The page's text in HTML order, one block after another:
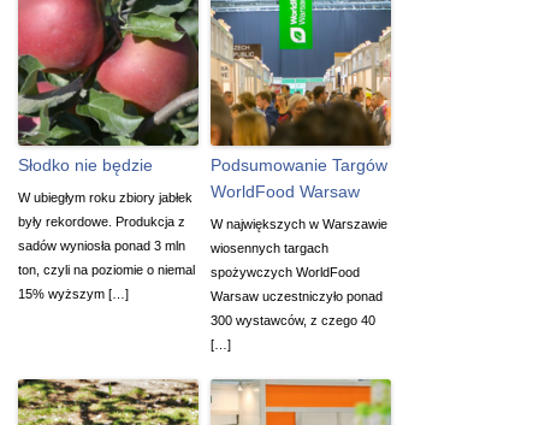
Słodko nie będzie
W ubiegłym roku zbiory jabłek
były rekordowe. Produkcja z
sadów wyniosła ponad 3 mln
ton, czyli na poziomie o niemal
15% wyższym […]
Podsumowanie Targów
WorldFood Warsaw
W największych w Warszawie
wiosennych targach
spożywczych WorldFood
Warsaw uczestniczyło ponad
300 wystawców, z czego 40
[…]